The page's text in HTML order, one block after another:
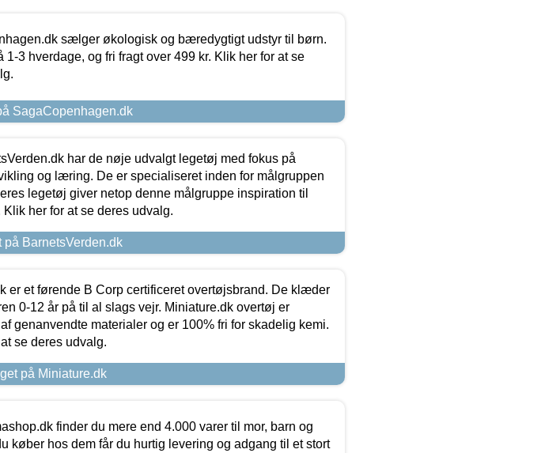
sælger økologisk og bæredygtigt udstyr til børn.
1-3 hverdage, og fri fragt over 499 kr. Klik her for at se
SagaCopenhagen.dk
har de nøje udvalgt legetøj med fokus på
og læring. De er specialiseret inden for målgruppen
legetøj giver netop denne målgruppe inspiration til
her for at se deres udvalg.
på BarnetsVerden.dk
er et førende B Corp certificeret overtøjsbrand. De klæder
0-12 år på til al slags vejr. Miniature.dk overtøj er
genanvendte materialer og er 100% fri for skadelig kemi.
se deres udvalg.
på Miniature.dk
finder du mere end 4.000 varer til mor, barn og
køber hos dem får du hurtig levering og adgang til et stort